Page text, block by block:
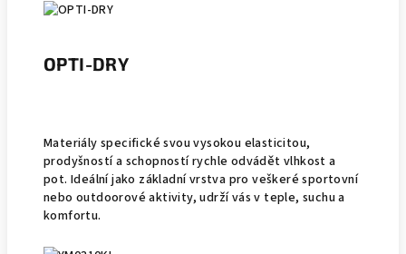
OPTI-DRY
Materiály specifické svou vysokou elasticitou,
prodyšností a schopností rychle odvádět vlhkost a
pot. Ideální jako základní vrstva pro veškeré sportovní
nebo outdoorové aktivity, udrží vás v teple, suchu a
komfortu.